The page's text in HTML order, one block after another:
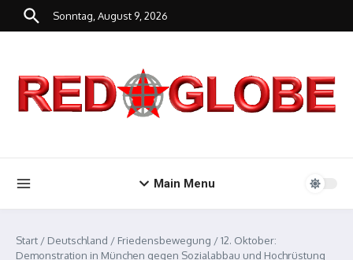
Zum Inhalt springen
Sonntag, August 9, 2026
Main Menu
Start / Deutschland / Friedensbewegung /12. Oktober:
Demonstration in München gegen Sozialabbau und Hochrüstung